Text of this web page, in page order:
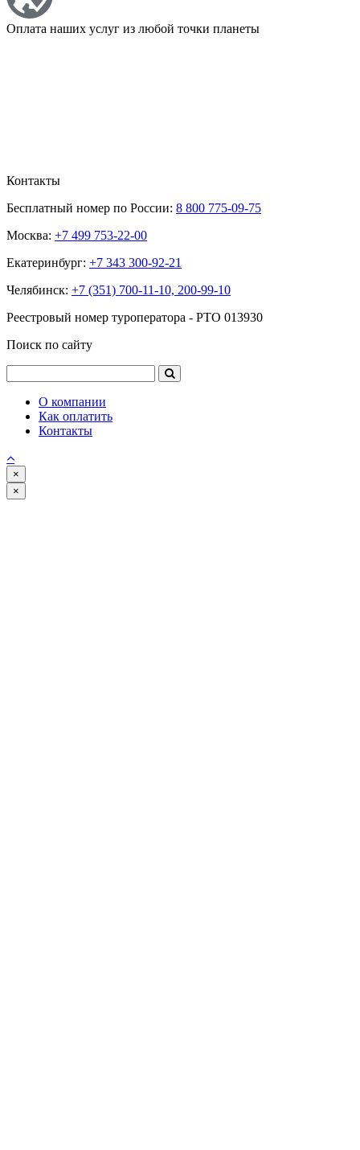
Оплата наших услуг из любой точки планеты
Контакты
Бесплатный номер по России: 8 800 775-09-75
Москва: +7 499 753-22-00
Екатеринбург: +7 343 300-92-21
Челябинск: +7 (351) 700-11-10, 200-99-10
Реестровый номер туроператора - РТО 013930
Поиск по сайту
О компании
Как оплатить
Контакты
×
×